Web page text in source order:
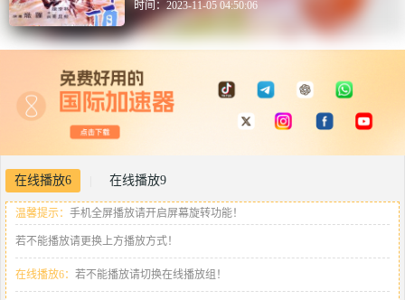
时间：2023-11-05 04:50:06
在线播放6 在线播放9
温馨提示： 手机全屏播放请开启屏幕旋转功能！
若不能播放请更换上方播放方式！
在线播放6： 若不能播放请切换在线播放组！